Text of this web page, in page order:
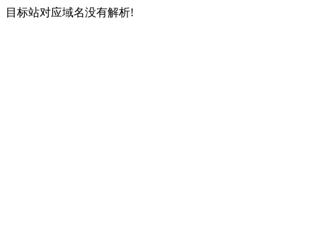
目标站对应域名没有解析!